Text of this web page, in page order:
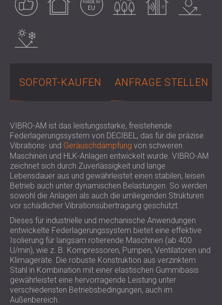
SCHALLSCHUTZ UND AKUSTIK FÜR
SCHALLDÄMMUNG UND
AKUSTIKLÖSUNGEN FÜR
BILDUNGSEINRICHTUNGEN
SCHALLSCHUTZ UND
AKUSTIKLÖSUNGEN FÜR DEN
AUDIOLOGIEBEREICH
SCHALLDÄMMUNG UND
AKUSTIKLÖSUNGEN FÜR
RECHENZENTREN
POLAND (PL)
SOFORT-KAUFEN ANFRAGE STELLEN
VIBRO-AM ist das leistungsstarke, freistehende
Federlagerungssystem von DECIBEL, das für die präzise
Vibrations- und Geräuschdämpfung von schweren
Maschinen und HLK-Anlagen entwickelt wurde. VIBRO-AM
zeichnet sich durch Zuverlässigkeit und lange
Lebensdauer aus und gewährleistet einen stabilen, leisen
Betrieb auch unter dynamischen Belastungen. So werden
sowohl die Anlagen als auch die umliegenden Strukturen
vor schädlicher Vibrationsübertragung geschützt.
Dieses für industrielle und mechanische Anwendungen
entwickelte Federlagerungssystem bietet eine effektive
Isolierung für langsam rotierende Maschinen (ab 400
U/min), wie z. B. Kompressoren, Pumpen, Ventilatoren und
Klimageräte. Die robuste Konstruktion aus verzinktem
Stahl in Kombination mit einer elastischen Gummibasis
gewährleistet eine hervorragende Leistung unter
verschiedensten Betriebsbedingungen, auch im
Außenbereich.